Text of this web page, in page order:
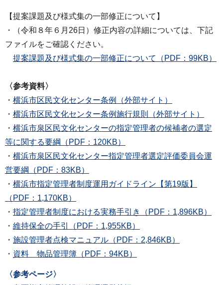
【提案課題及び様式集の一部修正について】
・（令和８年６月26日）修正内容の詳細については、下記
ファイルをご確認ください。
提案課題及び様式集の一部修正について（PDF：99KB）
〈参考資料〉
・ 横浜市区民文化センター条例（外部サイト）
・ 横浜市区民文化センター条例施行規則（外部サイト）
・ 横浜市泉区民文化センターの指定管理者の候補者の選定
等に関する要綱（PDF：120KB）
・ 横浜市泉区民文化センター指定管理者選定評価委員会運
営要綱（PDF：83KB）
・ 横浜市指定管理者制度運用ガイドライン【第19版】
（PDF：1,170KB）
・ 指定管理者制度における実務手引き（PDF：1,896KB）
・ 維持保全の手引（PDF：1,955KB）
・ 施設管理者点検マニュアル（PDF：2,846KB）
・ 資料 物品管理簿（PDF：94KB）
〈参考ページ〉